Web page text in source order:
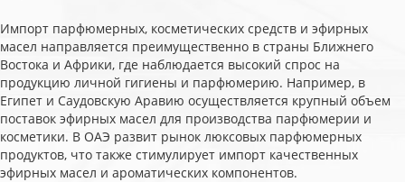
Импорт парфюмерных, косметических средств и эфирных
масел направляется преимущественно в страны Ближнего
Востока и Африки, где наблюдается высокий спрос на
продукцию личной гигиены и парфюмерию. Например, в
Египет и Саудовскую Аравию осуществляется крупный объем
поставок эфирных масел для производства парфюмерии и
косметики. В ОАЭ развит рынок люксовых парфюмерных
продуктов, что также стимулирует импорт качественных
эфирных масел и ароматических компонентов.